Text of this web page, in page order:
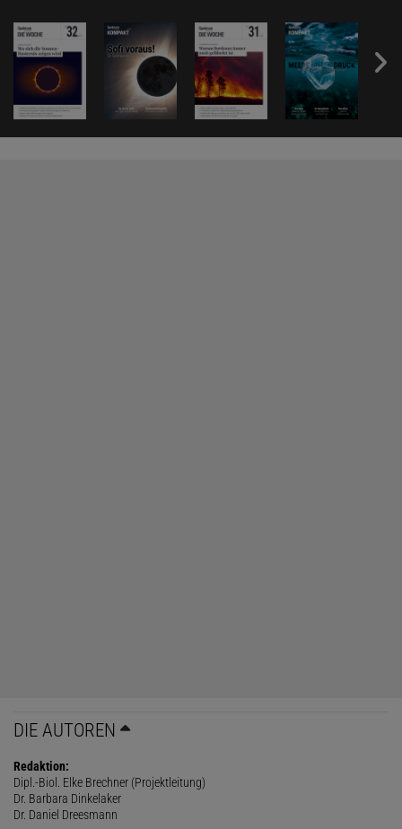
DIE AUTOREN
Redaktion:
Dipl.-Biol. Elke Brechner (Projektleitung)
Dr. Barbara Dinkelaker
Dr. Daniel Dreesmann